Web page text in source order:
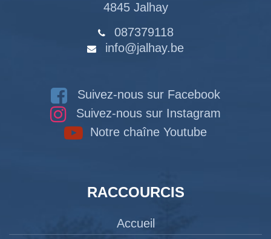
4845 Jalhay
087379118
info@jalhay.be
Suivez-nous sur Facebook
Suivez-nous sur Instagram
Notre chaîne Youtube
RACCOURCIS
Accueil